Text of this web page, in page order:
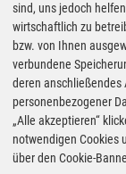
2.119€
vor 19 Minuten
2.639€
16:05 Uhr
A
sind, uns jedoch
wirtschaftlich zu
bzw. von Ihnen
verbundene
deren anschließendes
personenbezogener
„Alle akzeptieren“
notwendigen Cookies
über den Cookie-